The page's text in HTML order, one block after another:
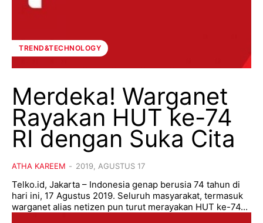
TREND&TECHNOLOGY
Merdeka! Warganet
Rayakan HUT ke-74
RI dengan Suka Cita
ATHA KAREEM - 2019, AGUSTUS 17
Telko.id, Jakarta – Indonesia genap berusia 74 tahun di
hari ini, 17 Agustus 2019. Seluruh masyarakat, termasuk
warganet alias netizen pun turut merayakan HUT ke-74...